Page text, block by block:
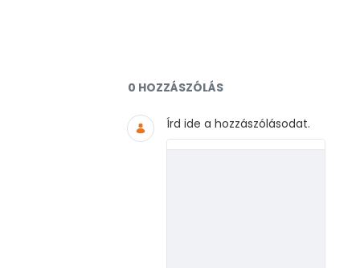
Dokumentumok és
0 HOZZÁSZÓLÁS
Írd ide a hozzászólásodat.